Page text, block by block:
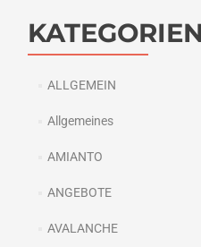
KATEGORIEN
ALLGEMEIN
Allgemeines
AMIANTO
ANGEBOTE
AVALANCHE